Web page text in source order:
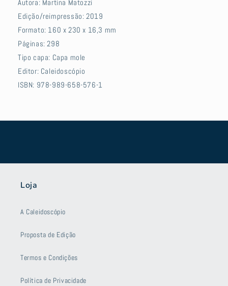
Autora: Martina Matozzi
Edição/reimpressão: 2019
Formato: 160 x 230 x 16,3 mm
Páginas: 298
Tipo capa: Capa mole
Editor: Caleidoscópio
ISBN: 978-989-658-576-1
Loja
A Caleidoscópio
Proposta de Edição
Termos e Condições
Política de Privacidade